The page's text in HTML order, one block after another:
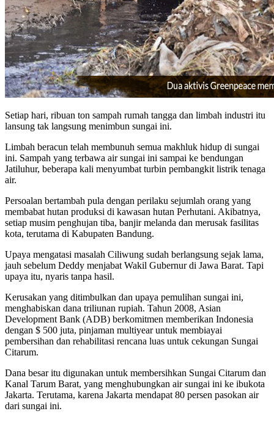
Setiap hari, ribuan ton sampah rumah tangga dan limbah industri itu
lansung tak langsung menimbun sungai ini.
Limbah beracun telah membunuh semua makhluk hidup di sungai
ini. Sampah yang terbawa air sungai ini sampai ke bendungan
Jatiluhur, beberapa kali menyumbat turbin pembangkit listrik tenaga
air.
Persoalan bertambah pula dengan perilaku sejumlah orang yang
membabat hutan produksi di kawasan hutan Perhutani. Akibatnya,
setiap musim penghujan tiba, banjir melanda dan merusak fasilitas
kota, terutama di Kabupaten Bandung.
Upaya mengatasi masalah Ciliwung sudah berlangsung sejak lama,
jauh sebelum Deddy menjabat Wakil Gubernur di Jawa Barat. Tapi
upaya itu, nyaris tanpa hasil.
Kerusakan yang ditimbulkan dan upaya pemulihan sungai ini,
menghabiskan dana triliunan rupiah. Tahun 2008, Asian
Development Bank (ADB) berkomitmen memberikan Indonesia
dengan $ 500 juta, pinjaman multiyear untuk membiayai
pembersihan dan rehabilitasi rencana luas untuk cekungan Sungai
Citarum.
Dana besar itu digunakan untuk membersihkan Sungai Citarum dan
Kanal Tarum Barat, yang menghubungkan air sungai ini ke ibukota
Jakarta. Terutama, karena Jakarta mendapat 80 persen pasokan air
dari sungai ini.